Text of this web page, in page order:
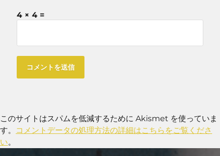
4 × 4 =
このサイトはスパムを低減するために Akismet を使っていま
す。
コメントデータの処理方法の詳細はこちらをご覧くださ
い。